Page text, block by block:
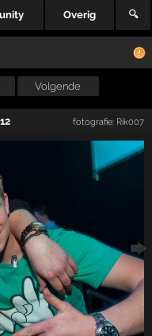
Overig 🔍
Volgende
fotografie: Rik007